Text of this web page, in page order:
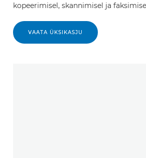
kopeerimisel, skannimisel ja
VAATA ÜKSIKASJU